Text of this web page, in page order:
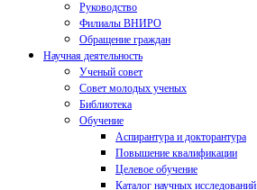
Руководство
Филиалы ВНИРО
Обращение граждан
Научная деятельность
Ученый совет
Совет молодых ученых
Библиотека
Обучение
Аспирантура и докторантура
Повышение квалификации
Целевое обучение
Каталог научных исследований